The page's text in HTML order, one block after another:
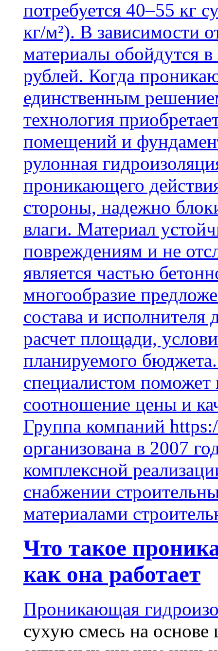
потребуется 40–55 кг
кг/м²). В зависимости
материалы обойдутся
рублей. Когда
единственным
технология
помещений и
рулонная
проникающего
стороны, надежно
влаги. Материал
повреждениям и не
является частью
многообразие
состава и
расчет площади,
планируемого
специалистом поможет
соотношение цены и
Группа компаний
организована в 2007
комплексной
снабжении
материалами
Что такое
как она работает
Проникающая
сухую смесь на основе